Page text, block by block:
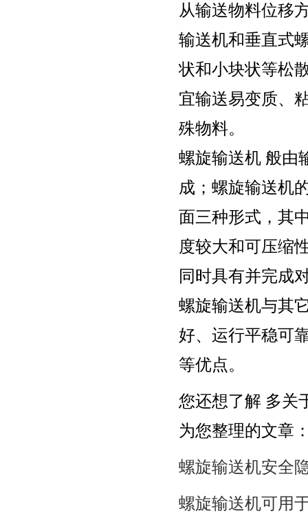
从输送物料位移
输送机和垂直式
状和小块状等松
宜输送易变质、
殊物料。
螺旋输送机 般由
成；螺旋输送机
面三种形式，其
度较大和可压缩
同时具有并完成
螺旋输送机与其
好、运行平稳可
等优点。
您还想了解 多关
为您整理的文章
螺旋输送机安全
螺旋输送机可用